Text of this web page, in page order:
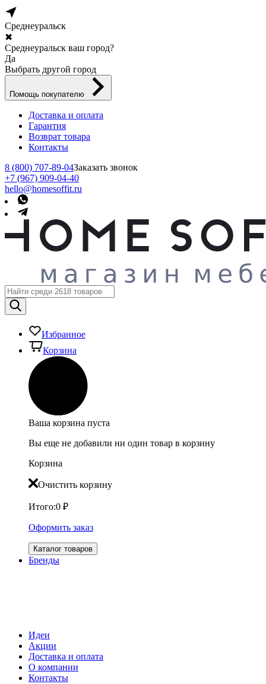
Среднеуральск
✖
Среднеуральск ваш город?
Да
Выбрать другой город
Помощь покупателю
Доставка и оплата
Гарантия
Возврат товара
Контакты
8 (800) 707-89-04Заказать звонок
+7 (967) 909-04-40
hello@homesoffit.ru
Избранное
Корзина
Ваша корзина пуста
Вы еще не добавили ни один товар в корзину
Корзина
Очистить корзину
Итого:0 ₽
Оформить заказ
Каталог товаров
Бренды
Идеи
Акции
Доставка и оплата
О компании
Контакты